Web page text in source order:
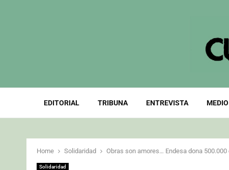
EDITORIAL TRIBUNA ENTREVISTA
Home Solidaridad Obras son amores… Endesa dona 500.000
Solidaridad